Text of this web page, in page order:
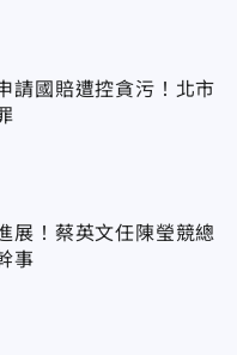
請國賠遭控貪污！北市
展！蔡英文任陳瑩競總
事